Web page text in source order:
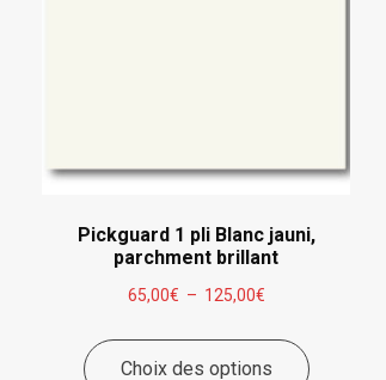
Pickguard 1 pli Blanc jauni,
parchment brillant
65,00€ – 125,00€Plage
prix :
Choix des options
produit